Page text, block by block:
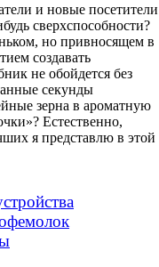
и новые посетители
сверхспособности?
но привносящем в
создавать
не обойдется без
секунды
зерна в ароматную
Естественно,
я представлю в этой